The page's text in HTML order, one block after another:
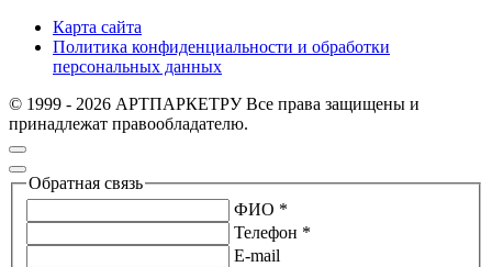
Карта сайта
Политика конфиденциальности и обработки
персональных данных
© 1999 - 2026 АРТПАРКЕТРУ Все права защищены и
принадлежат правообладателю.
Обратная связь
ФИО *
Телефон *
E-mail